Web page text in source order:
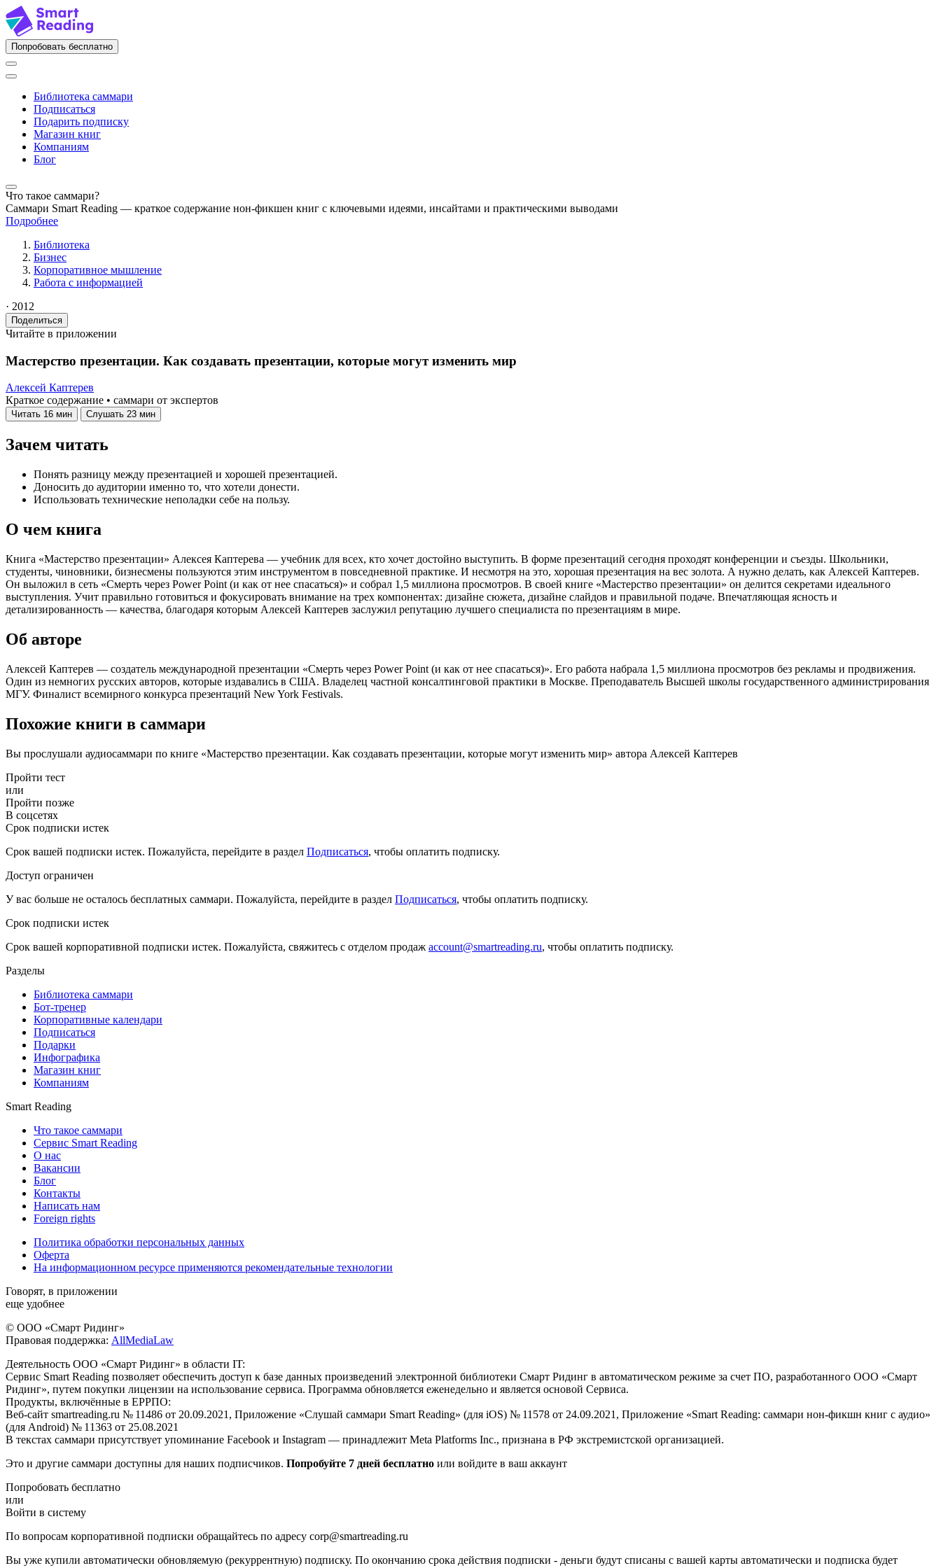
Попробовать бесплатно
Библиотека саммари
Подписаться
Подарить подписку
Магазин книг
Компаниям
Блог
Что такое саммари?
Саммари Smart Reading — краткое содержание нон-фикшен книг с ключевыми идеями, инсайтами и практическими выводами
Подробнее
Библиотека
Бизнес
Корпоративное мышление
Работа с информацией
· 2012
Поделиться
Читайте в приложении
Мастерство презентации. Как создавать презентации, которые могут изменить мир
Алексей Каптерев
Краткое содержание • саммари от экспертов
Читать 16 мин Слушать 23 мин
Зачем читать
Понять разницу между презентацией и хорошей презентацией.
Доносить до аудитории именно то, что хотели донести.
Использовать технические неполадки себе на пользу.
О чем книга
Книга «Мастерство презентации» Алексея Каптерева — учебник для всех, кто хочет достойно выступить. В форме презентаций сегодня проходят конференции и съезды. Школьники,
студенты, чиновники, бизнесмены пользуются этим инструментом в повседневной практике. И несмотря на это, хорошая презентация на вес золота. А нужно делать, как Алексей Каптерев.
Он выложил в сеть «Смерть через Power Point (и как от нее спасаться)» и собрал 1,5 миллиона просмотров. В своей книге «Мастерство презентации» он делится секретами идеального
выступления. Учит правильно готовиться и фокусировать внимание на трех компонентах: дизайне сюжета, дизайне слайдов и правильной подаче. Впечатляющая ясность и
детализированность — качества, благодаря которым Алексей Каптерев заслужил репутацию лучшего специалиста по презентациям в мире.
Об авторе
Алексей Каптерев — создатель международной презентации «Смерть через Power Point (и как от нее спасаться)». Его работа набрала 1,5 миллиона просмотров без рекламы и продвижения.
Один из немногих русских авторов, которые издавались в США. Владелец частной консалтинговой практики в Москве. Преподаватель Высшей школы государственного администрирования
МГУ. Финалист всемирного конкурса презентаций New York Festivals.
Похожие книги в саммари
Вы прослушали аудиосаммари по книге «Мастерство презентации. Как создавать презентации, которые могут изменить мир» автора Алексей Каптерев
Пройти тест
или
Пройти позже
В соцсетях
Срок подписки истек
Срок вашей подписки истек. Пожалуйста, перейдите в раздел Подписаться, чтобы оплатить подписку.
Доступ ограничен
У вас больше не осталось бесплатных саммари. Пожалуйста, перейдите в раздел Подписаться, чтобы оплатить подписку.
Срок подписки истек
Срок вашей корпоративной подписки истек. Пожалуйста, свяжитесь с отделом продаж account@smartreading.ru, чтобы оплатить подписку.
Разделы
Библиотека саммари
Бот-тренер
Корпоративные календари
Подписаться
Подарки
Инфографика
Магазин книг
Компаниям
Smart Reading
Что такое саммари
Сервис Smart Reading
О нас
Вакансии
Блог
Контакты
Написать нам
Foreign rights
Политика обработки персональных данных
Оферта
На информационном ресурсе применяются рекомендательные технологии
Говорят, в приложении
еще удобнее
© ООО «Смарт Ридинг»
Правовая поддержка: AllMediaLaw
Деятельность ООО «Смарт Ридинг» в области IT:
Сервис Smart Reading позволяет обеспечить доступ к базе данных произведений электронной библиотеки Смарт Ридинг в автоматическом режиме за счет ПО, разработанного ООО «Смарт
Ридинг», путем покупки лицензии на использование сервиса. Программа обновляется еженедельно и является основой Сервиса.
Продукты, включённые в ЕРРПО:
Веб-сайт smartreading.ru № 11486 от 20.09.2021, Приложение «Слушай саммари Smart Reading» (для iOS) № 11578 от 24.09.2021, Приложение «Smart Reading: саммари нон-фикшн книг с аудио»
(для Android) № 11363 от 25.08.2021
В текстах саммари присутствует упоминание Facebook и Instagram — принадлежит Meta Platforms Inc., признана в РФ экстремистской организацией.
Это и другие саммари доступны для наших подписчиков. Попробуйте 7 дней бесплатно или войдите в ваш аккаунт
Попробовать бесплатно
или
Войти в систему
По вопросам корпоративной подписки обращайтесь по адресу corp@smartreading.ru
Вы уже купили автоматически обновляемую (рекуррентную) подписку. По окончанию срока действия подписки - деньги будут списаны с вашей карты автоматически и подписка будет